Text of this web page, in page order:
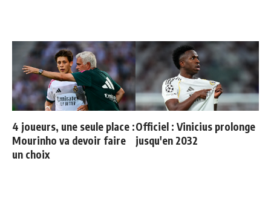
4 joueurs, une seule place :
Mourinho va devoir faire
un choix
Officiel : Vinicius prolonge
jusqu'en 2032